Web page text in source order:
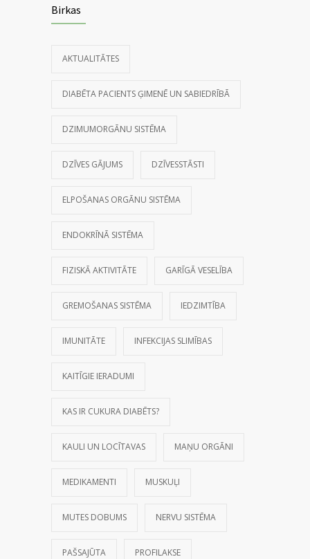
Birkas
AKTUALITĀTES
DIABĒTA PACIENTS ĢIMENĒ UN SABIEDRĪBĀ
DZIMUMORGĀNU SISTĒMA
DZĪVES GĀJUMS DZĪVESSTĀSTI
ELPOŠANAS ORGĀNU SISTĒMA
ENDOKRĪNĀ SISTĒMA
FIZISKĀ AKTIVITĀTE GARĪGĀ VESELĪBA
GREMOŠANAS SISTĒMA IEDZIMTĪBA
IMUNITĀTE INFEKCIJAS SLIMĪBAS
KAITĪGIE IERADUMI
KAS IR CUKURA DIABĒTS?
KAULI UN LOCĪTAVAS MAŅU ORGĀNI
MEDIKAMENTI MUSKUĻI
MUTES DOBUMS NERVU SISTĒMA
PAŠSAJŪTA PROFILAKSE